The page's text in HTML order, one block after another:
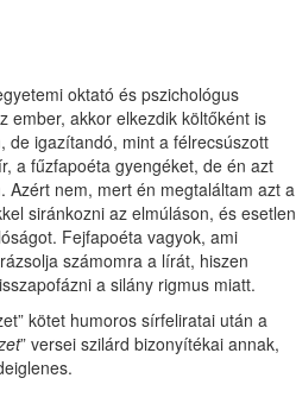
oktató és pszichológus
ember, akkor elkezdik költőként is
de igazítandó, mint a félrecsúszott
a fűzfapoéta gyengéket, de én azt
Azért nem, mert én megtaláltam azt a
siránkozni az elmúláson, és esetlen
Fejfapoéta vagyok, ami
számomra a lírát, hiszen
a silány rigmus miatt.
kötet humoros sírfeliratai után a
” versei szilárd bizonyítékai annak,